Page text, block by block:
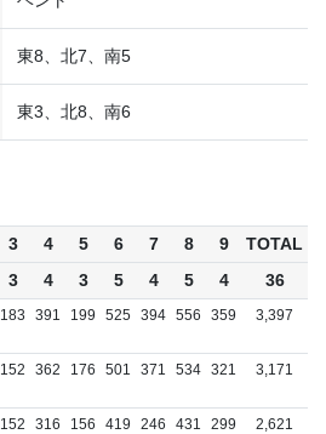
東8、北7、南5
東3、北8、南6
3 4 5 6 7 8 9
TOTAL
3 4 3 5 4 5 4 36
183 391 199 525 394 556 359 3,397
152 362 176 501 371 534 321 3,171
152 316 156 419 246 431 299 2,621